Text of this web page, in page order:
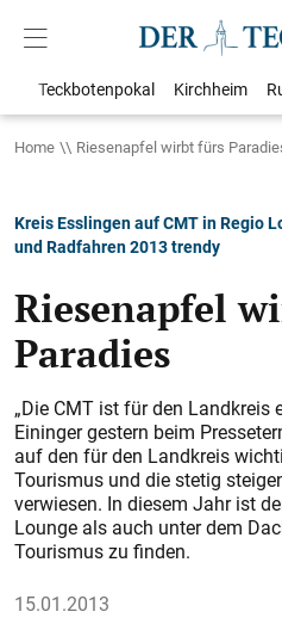
Teckbotenpokal Kirchheim
Home Riesenapfel wirbt fürs
Kreis Esslingen auf CMT in Regio
und Radfahren 2013 trendy
Riesenapfel
Paradies
„Die CMT ist für den Landkreis
Eininger gestern beim
auf den für den Landkreis
Tourismus und die stetig
verwiesen. In diesem Jahr ist
Lounge als auch unter dem
Tourismus zu finden.
15.01.2013